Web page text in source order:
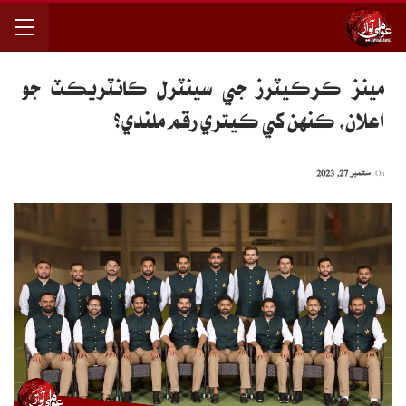
مينز ڪرڪيٽرز جي سينٽرل ڪانٽريڪٽ جو
اعلان، ڪنهن کي ڪيتري رقم ملندي؟